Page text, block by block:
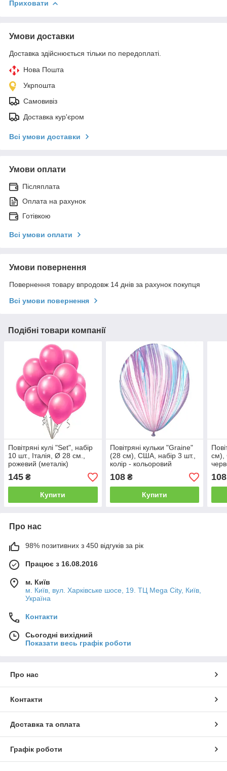
Приховати
Умови доставки
Доставка здійснюється тільки по передоплаті.
Нова Пошта
Укрпошта
Самовивіз
Доставка кур'єром
Всі умови доставки
Умови оплати
Післяплата
Оплата на рахунок
Готівкою
Всі умови оплати
Умови повернення
Повернення товару впродовж 14 днів за рахунок покупця
Всі умови повернення
Подібні товари компанії
Повітряні кулі "Set", набір
10 шт., Італія, Ø 28 см.,
рожевий (металік)
145 ₴
Купити
Повітряні кульки "Graine"
(28 см), США, набір 3 шт.,
колір - кольоровий
108₴
Купити
см),
108
Про нас
98% позитивних з 450 відгуків за рік
Працює з 16.08.2016
м. Київ
м. Київ, вул. Харківське шосе, 19. ТЦ Mega City, Київ,
Україна
Контакти
Сьогодні вихідний
Показати весь графік роботи
Про нас
Контакти
Доставка та оплата
Графік роботи